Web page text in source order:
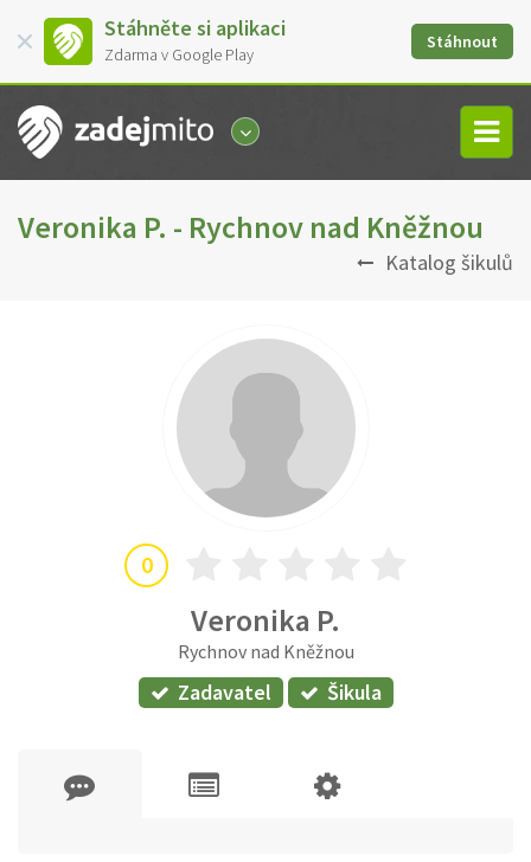
Stáhněte si aplikaci
Zdarma v Google Play
Stáhnout
Veronika P. - Rychnov nad Kněžnou
Katalog šikulů
0
Veronika P.
Rychnov nad Kněžnou
Zadavatel Šikula